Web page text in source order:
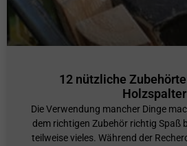
12 nützliche
Holzspalter
Die Verwendung mancher Dinge
dem richtigen Zubehör richtig Spaß
teilweise vieles. Während der